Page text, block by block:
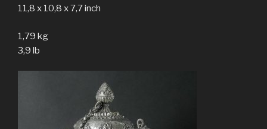
11,8 x 10,8 x 7,7 inch
1,79 kg
3,9 lb